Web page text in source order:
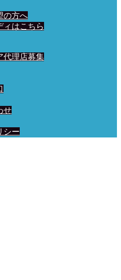
の方へ
ィはこちら
代理店募集
せ
シー